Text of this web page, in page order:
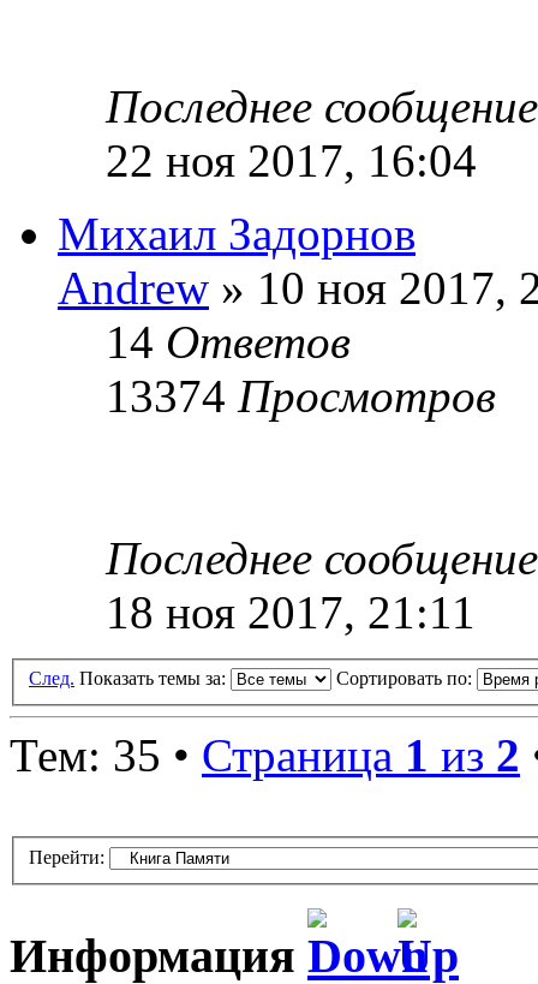
Последнее
22 ноя 2017, 16:04
Михаил Задорнов
Andrew » 10 ноя 2017,
14 Ответов
13374 Просмотров
Последнее
18 ноя 2017, 21:11
След. Показать темы за: Сортировать по:
Тем: 35 • Страница 1 из 2
Перейти:
Информация